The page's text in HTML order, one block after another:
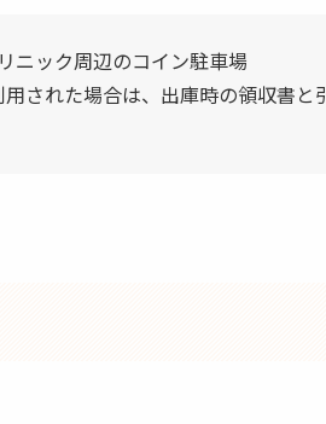
ニック周辺のコイン駐車場
用された場合は、出庫時の領収書